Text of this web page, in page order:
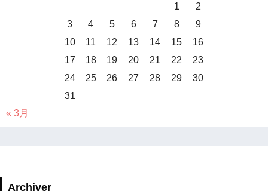
1
2
3
4 5 6 7 8
9
10
11 12 13 14 15
16
17
18 19 20 21 22
23
24
25 26 27 28 29
30
31
« 3月
Archiver